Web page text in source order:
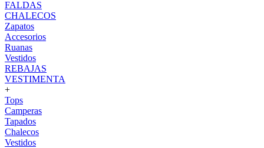
FALDAS
CHALECOS
Zapatos
Accesorios
Ruanas
Vestidos
REBAJAS
VESTIMENTA
+
Tops
Camperas
Tapados
Chalecos
Vestidos